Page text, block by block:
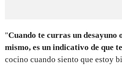
"Cuando te curras un desayuno
mismo, es un indicativo de que
cocino cuando siento que estoy